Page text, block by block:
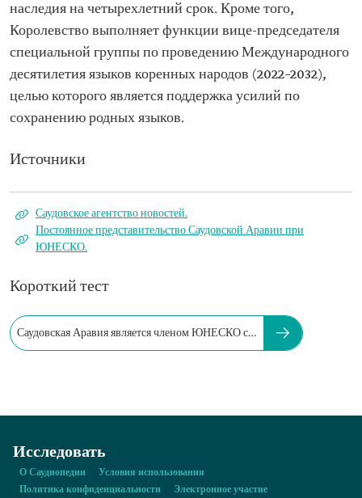
наследия на четырехлетний срок. Кроме того,
Королевство выполняет функции вице-председателя
специальной группы по проведению Международного
десятилетия языков коренных народов (2022–2032),
целью которого является поддержка усилий по
сохранению родных языков.
Источники
Саудовское агентство новостей.
Постоянное представительство Саудовской Аравии при
ЮНЕСКО.
Короткий тест
Саудовская Аравия является членом ЮНЕСКО с…
Исследовать
О Саудиопедии
Условия использования
Политика конфиденциальности
Электронное участие